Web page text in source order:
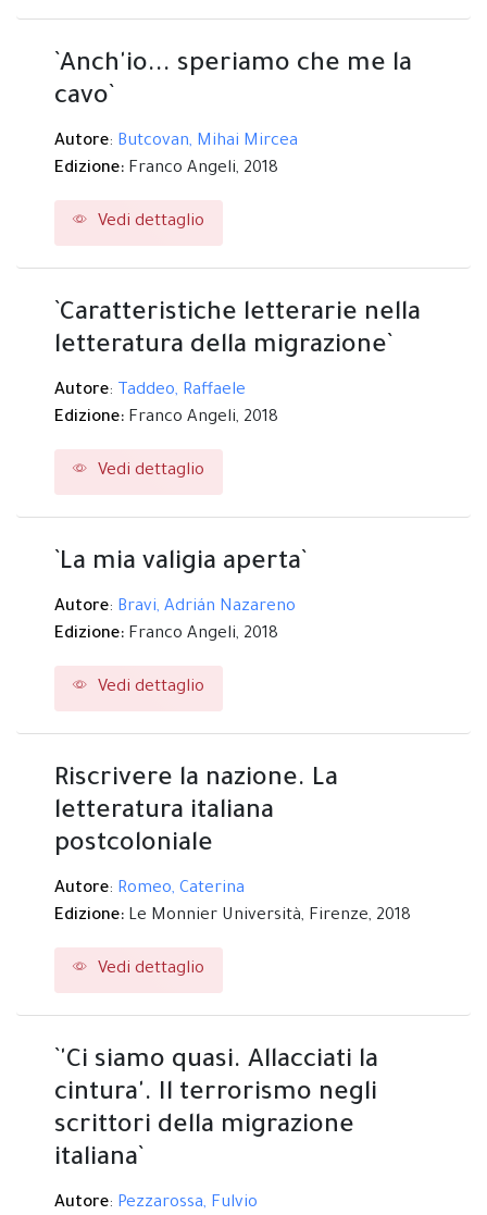
`Anch'io... speriamo che me la
cavo`
Autore: Butcovan, Mihai Mircea
Edizione: Franco Angeli, 2018
Vedi dettaglio
`Caratteristiche letterarie nella
letteratura della migrazione`
Autore: Taddeo, Raffaele
Edizione: Franco Angeli, 2018
Vedi dettaglio
`La mia valigia aperta`
Autore: Bravi, Adrián Nazareno
Edizione: Franco Angeli, 2018
Vedi dettaglio
Riscrivere la nazione. La
letteratura italiana
postcoloniale
Autore: Romeo, Caterina
Edizione: Le Monnier Università, Firenze, 2018
Vedi dettaglio
`'Ci siamo quasi. Allacciati la
cintura'. Il terrorismo negli
scrittori della migrazione
italiana`
Autore: Pezzarossa, Fulvio